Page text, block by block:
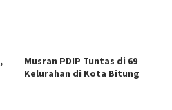
Musran PDIP Tuntas di 69
Kelurahan di Kota Bitung